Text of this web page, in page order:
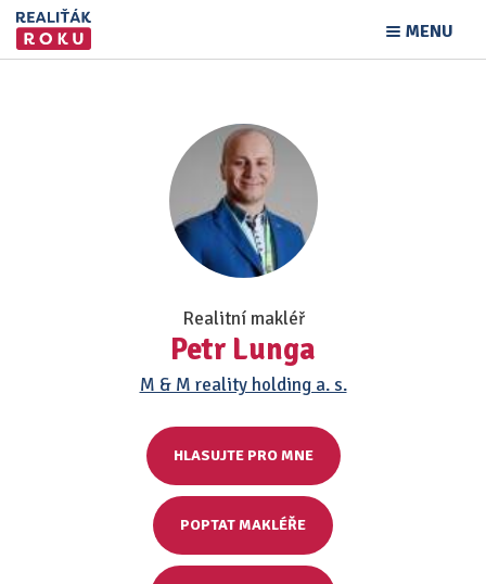
MENU
Realitní makléř
Petr Lunga
M & M reality holding a. s.
HLASUJTE PRO MNE
POPTAT MAKLÉŘE